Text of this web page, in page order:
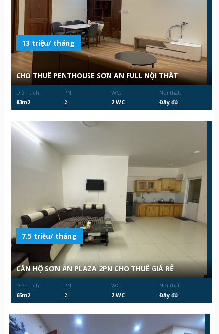
13 triệu/ tháng
CHO THUÊ PENTHOUSE SƠN AN FULL NỘI THẤT
Diện tích:
83m2
PN:
2
WC:
2 WC
Nội thất:
Đầy đủ
7.5 triệu/ tháng
CĂN HỘ SƠN AN PLAZA 2PN CHO THUÊ GIÁ RẺ
Diện tích:
65m2
PN:
2
WC:
2 WC
Nội thất:
Đầy đủ